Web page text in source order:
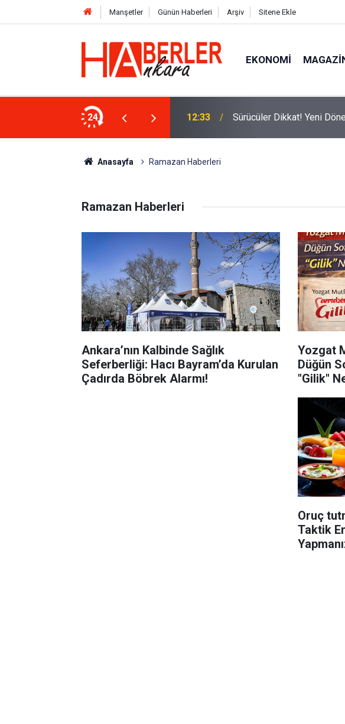
Manşetler Günün Haberleri Arşiv Sitene Ekle
EKONOMI
24
2026! Bayram Primi, Erzak Yardımı ve
12:33 Sürücüler Dikkat! Yeni
Anasayfa Ramazan Haberleri
Ramazan Haberleri
Ankara’nın Kalbinde Sağlık
Seferberliği: Hacı Bayram’da Kurulan
Çadırda Böbrek Alarmı!
Yozgat
Düğün
"Gilik"
Oruç
Taktik